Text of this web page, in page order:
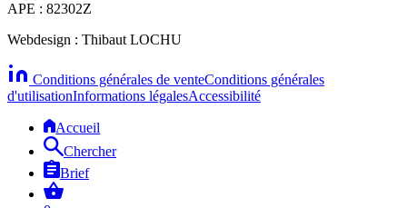
APE : 82302Z
Webdesign : Thibaut LOCHU
Conditions générales de venteConditions générales
d'utilisationInformations légalesAccessibilité
Accueil
Chercher
Brief